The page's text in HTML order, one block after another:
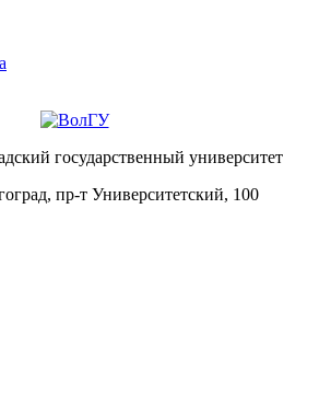
государственный университет
пр-т Университетский, 100